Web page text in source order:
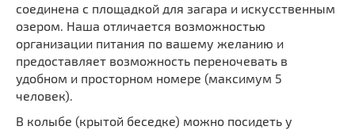
соединена с площадкой для загара и искусственным
озером. Наша отличается возможностью
организации питания по вашему желанию и
предоставляет возможность переночевать в
удобном и просторном номере (максимум 5
человек).
В колыбе (крытой беседке) можно посидеть у